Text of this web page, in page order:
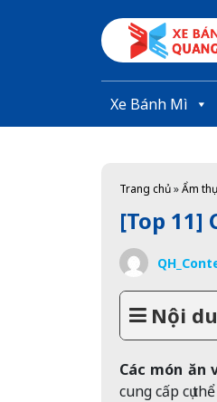
Xe Bánh Mì
Trang chủ»Ẩm
[Top 11]
Nội
Các món ăn
cung cấp cụ